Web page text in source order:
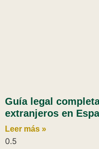
Guía legal
extranjeros en
Leer más »